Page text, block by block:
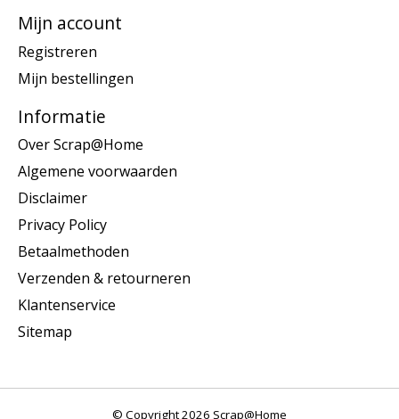
Mijn account
Registreren
Mijn bestellingen
Informatie
Over Scrap@Home
Algemene voorwaarden
Disclaimer
Privacy Policy
Betaalmethoden
Verzenden & retourneren
Klantenservice
Sitemap
© Copyright 2026 Scrap@Home